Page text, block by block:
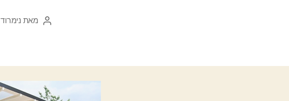
המחבר
מאת נימרוד